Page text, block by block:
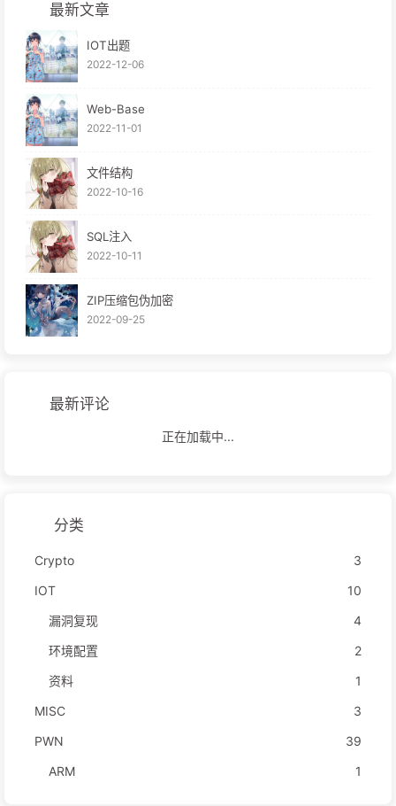
最新文章
IOT出题
2022-12-06
Web-Base
2022-11-01
文件结构
2022-10-16
SQL注入
2022-10-11
ZIP压缩包伪加密
2022-09-25
最新评论
正在加载中...
分类
Crypto
3
IOT
10
漏洞复现
4
环境配置
2
资料
1
MISC
3
PWN
39
ARM
1